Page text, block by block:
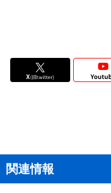
関連情報